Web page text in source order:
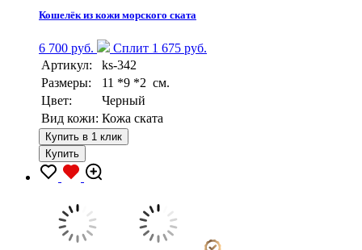
Кошелёк из кожи морского ската
6 700 руб.
Сплит 1 675 руб.
Артикул:
ks-342
Размеры:
11 *9 *2 см.
Цвет:
Черный
Вид кожи: Кожа ската
Купить в 1 клик
Купить